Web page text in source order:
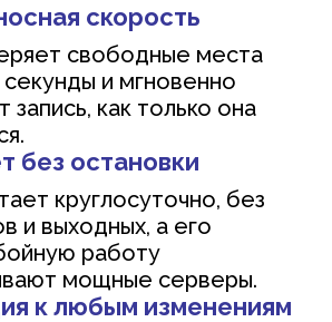
скорость
свободные места
и мгновенно
запись, как только она
без остановки
круглосуточно, без
и выходных, а его
работу
мощные серверы.
к любым изменениям